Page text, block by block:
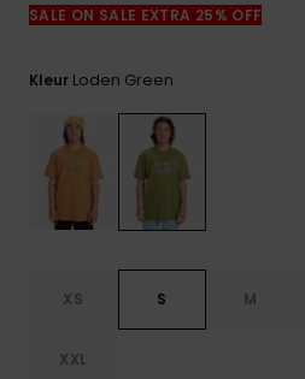
SALE ON SALE EXTRA 25% OFF
Kleur Loden Green
XS S M
XXL